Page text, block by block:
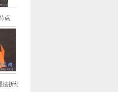
点
教程
折纸介绍